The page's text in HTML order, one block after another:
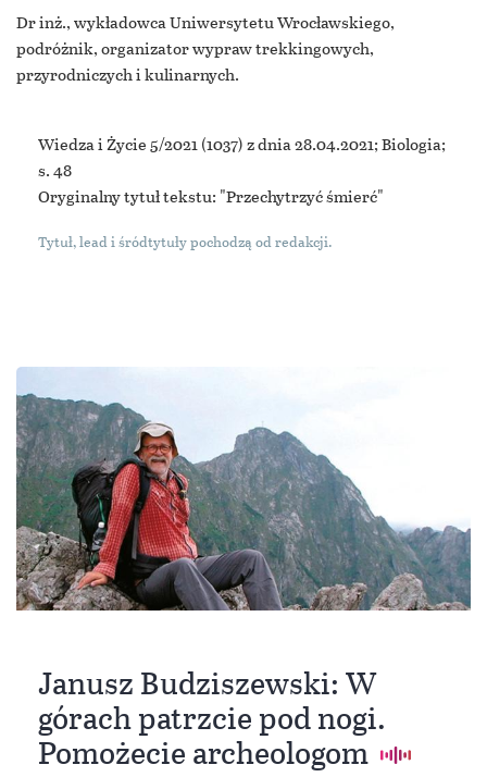
Wiedza i Życie 5/2021(1037) z dnia 28.04.2021; Biologia;
s. 48
Oryginalny tytuł tekstu: "Przechytrzyć śmierć"
Dr inż., wykładowca Uniwersytetu Wrocławskiego,
podróżnik, organizator wypraw trekkingowych,
przyrodniczych i kulinarnych.
Janusz Budziszewski: W
górach patrzcie pod nogi.
Pomożecie archeologom